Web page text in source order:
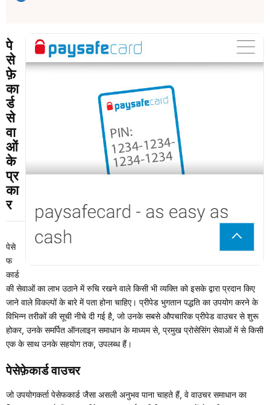
पे
से
फ़े
का
र्ड
से
वा
ओं
के
प्र
का
र
पेसे
फ
कार्ड
की सेवाओं का लाभ उठाने में रुचि रखने वाले किसी भी व्यक्ति को इसके द्वारा प्रदान किए
जाने वाले विकल्पों के बारे में पता होना चाहिए। प्रीपेड भुगतान पद्धति का उपयोग करने के
विभिन्न तरीकों की सूची नीचे दी गई है, जो उनके सबसे औपचारिक प्रीपेड वाउचर से शुरू
होकर, उनके समर्पित ऑनलाइन समाधान के माध्यम से, प्रमुख प्रोसेसिंग सेवाओं में से किसी
एक के साथ उनके सहयोग तक, उपलब्ध हैं।
पेसेफ़ेकार्ड वाउचर
जो उपयोगकर्ता पेसेफकार्ड जैसा असली अनुभव पाना चाहते हैं, वे वाउचर समाधान का